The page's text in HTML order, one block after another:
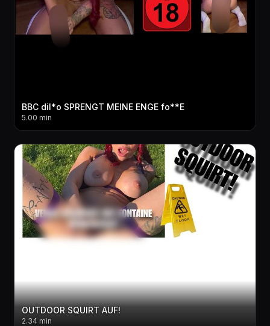
BBC dil*o SPRENGT MEINE ENGE fo**E
5.00 min
OUTDOOR SQUIRT AUF!
2.34 min